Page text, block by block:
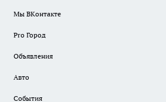
Мы ВКонтакте
Pro Город
Объявления
Авто
События